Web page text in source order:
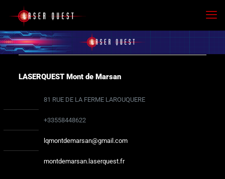
LASERQUEST Mont de Marsan
81 RUE DE LA FERME LAROUQUERE
+33558448622
lqmontdemarsan@gmail.com
montdemarsan.laserquest.fr